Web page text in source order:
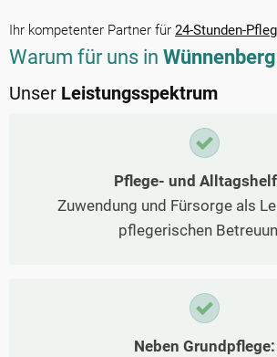
Ihr kompetenter Partner für 24-Stunden-
Warum für uns in Wünnenberg
Unser Leistungsspektrum
Pflege- und
Zuwendung und Fürsorge als
pflegerischen
Neben Grundpflege: